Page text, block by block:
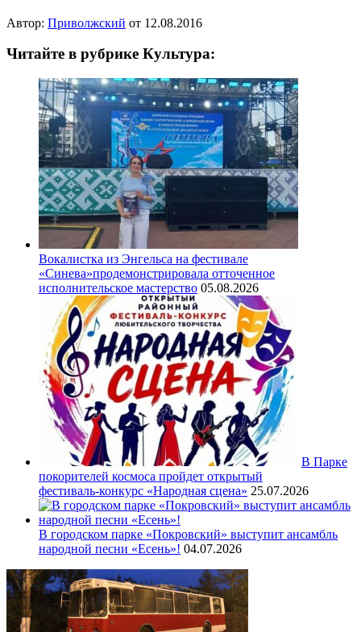
Автор: Приволжский от 12.08.2016
Читайте в рубрике Культура:
Вокалистка из Энгельса на фестивале
«Синева»продемонстрировала отточенное
исполнительское мастерство 05.08.2026
В Парке
покорителей космоса пройдет открытый
фестиваль‑конкурс «Народная сцена» 25.07.2026
В городском парке «Покровский» выступит ансамбль
народной песни «Есень»! 04.07.2026